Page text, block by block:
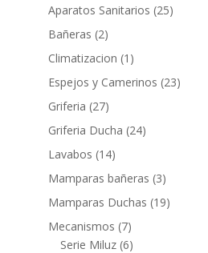
productos
Aparatos Sanitarios 2525
Bañeras 22
productos
Climatizacion 1 1
producto
Espejos y Camerinos 2323
Griferia 2727
productos
Griferia Ducha 2424
Lavabos 1414
productos
Mamparas bañeras 33
productos
Mamparas Duchas 1919
Mecanismos 77
productos
Serie Miluz 66